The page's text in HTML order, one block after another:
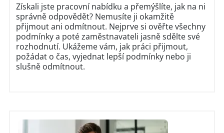
Získali jste pracovní nabídku a přemýšlíte, jak na ni
správně odpovědět? Nemusíte ji okamžitě
přijmout ani odmítnout. Nejprve si ověřte všechny
podmínky a poté zaměstnavateli jasně sdělte své
rozhodnutí. Ukážeme vám, jak práci přijmout,
požádat o čas, vyjednat lepší podmínky nebo ji
slušně odmítnout.